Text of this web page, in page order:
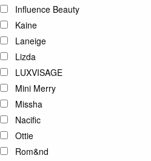
Influence Beauty
Kaine
Laneige
Lizda
LUXVISAGE
Mini Merry
Missha
Nacific
Ottie
Rom&nd